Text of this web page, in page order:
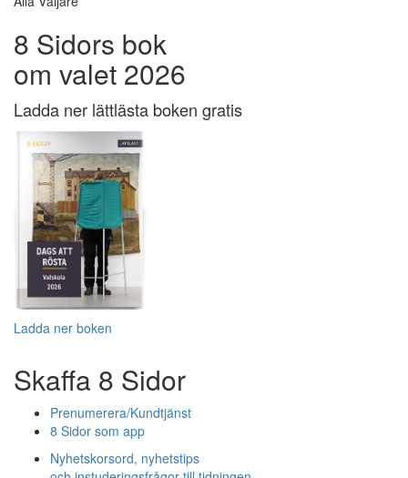
8 Sidors bok
om valet 2026
Ladda ner lättlästa boken gratis
Ladda ner boken
Skaffa 8 Sidor
Prenumerera/Kundtjänst
8 Sidor som app
Nyhetskorsord, nyhetstips